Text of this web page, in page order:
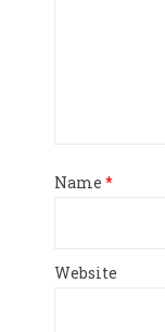
Name *
Website